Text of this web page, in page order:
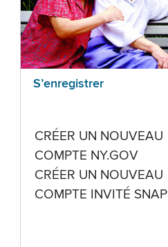
S’enregistrer
CRÉER UN NOUVEAU
COMPTE NY.GOV
CRÉER UN NOUVEAU
COMPTE INVITÉ SNAP